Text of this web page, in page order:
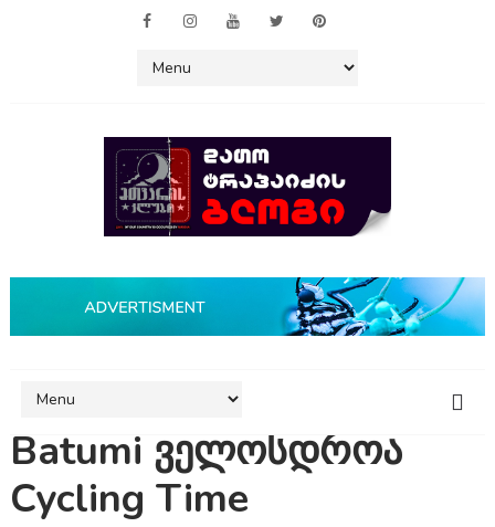
Batumi ველოსდროა
Cycling Time